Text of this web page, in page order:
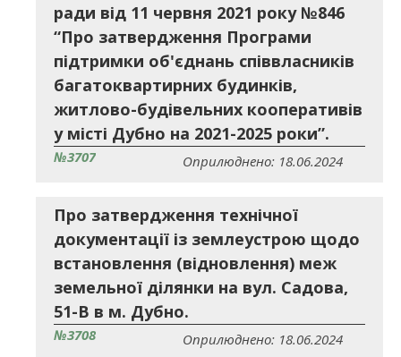
ради від 11 червня 2021 року №846
“Про затвердження Програми
підтримки об'єднань співвласників
багатоквартирних будинків,
житлово-будівельних кооперативів
у місті Дубно на 2021-2025 роки”.
№3707 Оприлюднено: 18.06.2024
Про затвердження технічної
документації із землеустрою щодо
встановлення (відновлення) меж
земельної ділянки на вул. Садова,
51-В в м. Дубно.
№3708 Оприлюднено: 18.06.2024